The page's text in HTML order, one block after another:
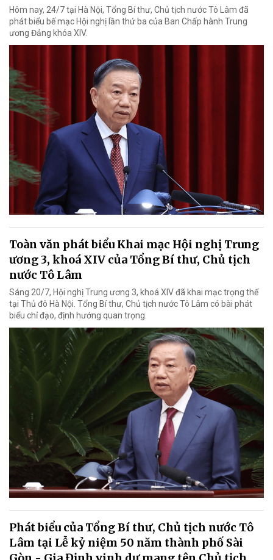
Hôm nay, 24/7 tại Hà Nội, Tổng Bí thư, Chủ tịch nước Tô Lâm đã
phát biểu bế mạc Hội nghị lần thứ ba của Ban Chấp hành Trung
ương Đảng khóa XIV.
Toàn văn phát biểu Khai mạc Hội nghị Trung
ương 3, khoá XIV của Tổng Bí thư, Chủ tịch
nước Tô Lâm
Sáng 20/7, Hội nghị Trung ương 3, khoá XIV đã khai mạc trọng thể
tại Thủ đô Hà Nội. Tổng Bí thư, Chủ tịch nước Tô Lâm có bài phát
biểu chỉ đạo, định hướng quan trọng.
Phát biểu của Tổng Bí thư, Chủ tịch nước Tô
Lâm tại Lễ kỷ niệm 50 năm thành phố Sài